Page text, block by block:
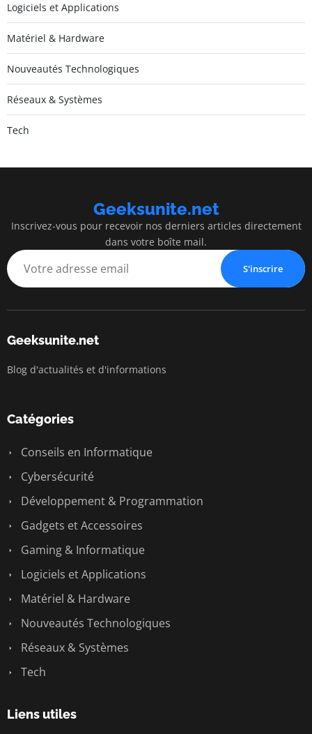
Logiciels et Applications
Matériel & Hardware
Nouveautés Technologiques
Réseaux & Systèmes
Tech
Geeksunite.net
Inscrivez-vous pour recevoir nos derniers articles directement
dans votre boîte mail.
S'inscrire
Geeksunite.net
Blog d'actualités et d'informations
Catégories
Conseils en Informatique
Cybersécurité
Développement & Programmation
Gadgets et Accessoires
Gaming & Informatique
Logiciels et Applications
Matériel & Hardware
Nouveautés Technologiques
Réseaux & Systèmes
Tech
Liens utiles